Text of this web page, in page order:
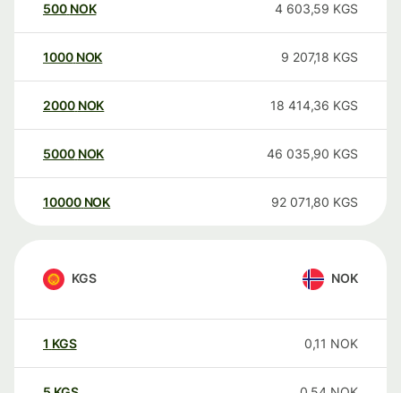
500 NOK 4 603,59 KGS
1000 NOK 9 207,18 KGS
2000 NOK 18 414,36 KGS
5000 NOK 46 035,90 KGS
10000 NOK 92 071,80 KGS
KGS NOK
1 KGS 0,11 NOK